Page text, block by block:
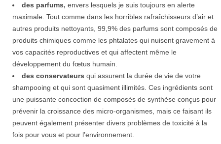
des parfums, envers lesquels je suis toujours en alerte
maximale. Tout comme dans les horribles rafraîchisseurs d’air et
autres produits nettoyants, 99,9% des parfums sont composés de
produits chimiques comme les phtalates qui nuisent gravement à
vos capacités reproductives et qui affectent même le
développement du fœtus humain
des conservateurs qui assurent la durée de vie de votre
shampooing et qui sont quasiment illimités. Ces ingrédients sont
une puissante concoction de composés de synthèse conçus pour
prévenir la croissance des micro-organismes, mais ce faisant ils
peuvent également présenter divers problèmes de toxicité à la
fois pour vous et pour l’environnement.